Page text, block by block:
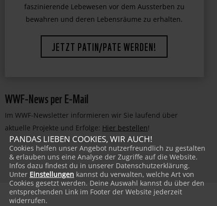
WWF-News per E-Mail
Im WWF-Newsletter informieren wir Sie laufend über
aktuelle Projekte und Erfolge: Hier bestellen!
PANDAS LIEBEN COOKIES, WIR AUCH!
Cookies helfen unser Angebot nutzerfreundlich zu gestalten
& erlauben uns eine Analyse der Zugriffe auf die Website.
Infos dazu findest du in unserer Datenschutzerklärung.
Unter Einstellungen kannst du verwalten, welche Art von
Cookies gesetzt werden. Deine Auswahl kannst du über den
entsprechenden Link im Footer der Website jederzeit
widerrufen.